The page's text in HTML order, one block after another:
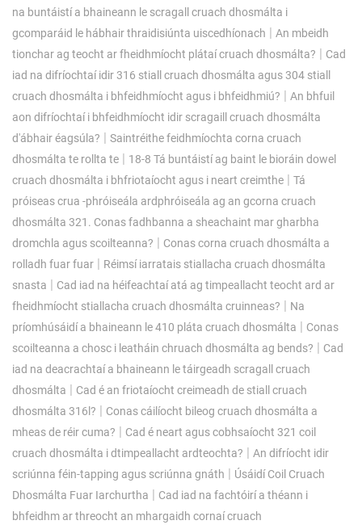
na buntáistí a bhaineann le scragall cruach dhosmálta i
gcomparáid le hábhair thraidisiúnta uiscedhíonach | An mbeidh
tionchar ag teocht ar fheidhmíocht plátaí cruach dhosmálta? | Cad
iad na difríochtaí idir 316 stiall cruach dhosmálta agus 304 stiall
cruach dhosmálta i bhfeidhmíocht agus i bhfeidhmiú? | An bhfuil
aon difríochtaí i bhfeidhmíocht idir scragaill cruach dhosmálta
d'ábhair éagsúla? | Saintréithe feidhmíochta corna cruach
dhosmálta te rollta te | 18-8 Tá buntáistí ag baint le bioráin dowel
cruach dhosmálta i bhfriotaíocht agus i neart creimthe | Tá
próiseas crua -phróiseála ardphróiseála ag an gcorna cruach
dhosmálta 321. Conas fadhbanna a sheachaint mar gharbha
dromchla agus scoilteanna? | Conas corna cruach dhosmálta a
rolladh fuar fuar | Réimsí iarratais stiallacha cruach dhosmálta
snasta | Cad iad na héifeachtaí atá ag timpeallacht teocht ard ar
fheidhmíocht stiallacha cruach dhosmálta cruinneas? | Na
príomhúsáidí a bhaineann le 410 pláta cruach dhosmálta | Conas
scoilteanna a chosc i leatháin chruach dhosmálta ag bends? | Cad
iad na deacrachtaí a bhaineann le táirgeadh scragall cruach
dhosmálta | Cad é an friotaíocht creimeadh de stiall cruach
dhosmálta 316l? | Conas cáilíocht bileog cruach dhosmálta a
mheas de réir cuma? | Cad é neart agus cobhsaíocht 321 coil
cruach dhosmálta i dtimpeallacht ardteochta? | An difríocht idir
scriúnna féin-tapping agus scriúnna gnáth | Úsáidí Coil Cruach
Dhosmálta Fuar Iarchurtha | Cad iad na fachtóirí a théann i
bhfeidhm ar threocht an mhargaidh cornaí cruach